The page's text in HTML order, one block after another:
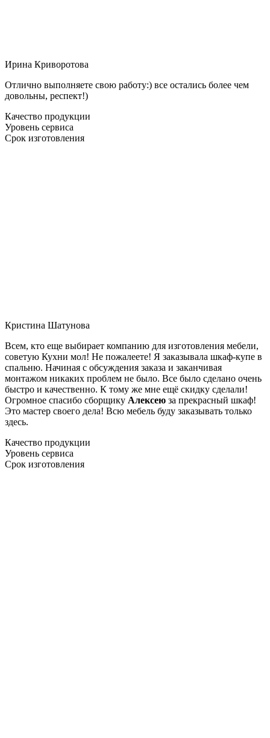
Ирина Криворотова
Отлично выполняете свою работу:) все остались более чем
довольны, респект!)
Качество продукции
Уровень сервиса
Срок изготовления
Кристина Шатунова
Всем, кто еще выбирает компанию для изготовления мебели,
советую Кухни мол! Не пожалеете! Я заказывала шкаф-купе в
спальню. Начиная с обсуждения заказа и заканчивая
монтажом никаких проблем не было. Все было сделано очень
быстро и качественно. К тому же мне ещё скидку сделали!
Огромное спасибо сборщику Алексею за прекрасный шкаф!
Это мастер своего дела! Всю мебель буду заказывать только
здесь.
Качество продукции
Уровень сервиса
Срок изготовления